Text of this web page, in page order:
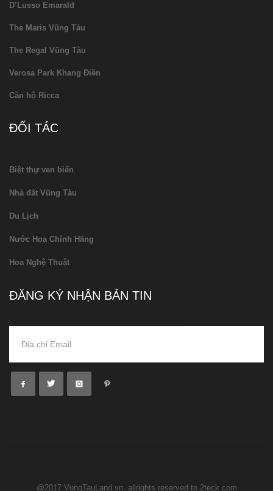
D’Lusso Emarald
The Maris Vũng Tàu
The Regal Vũng Tàu
Verosa Park Khang Điền
Căn hộ Ricca
ĐỐI TÁC
Biệt thự ven biển
Nhà đất Vũng Tàu
Du Lịch
Nước Hoa Chính Hãng
Hoa Nghệ Thuật
ĐĂNG KÝ NHẬN BẢN TIN
@2017 VungTauLand.vn. allrights reserved to 2teck.com